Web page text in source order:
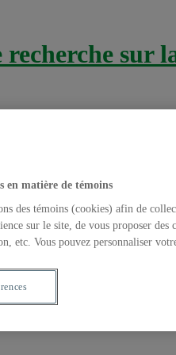
recherche sur
Data en
de ComSanté
en matière de témoins
des témoins (cookies) afin de
sur le site, de vous proposer des
etc. Vous pouvez personnaliser